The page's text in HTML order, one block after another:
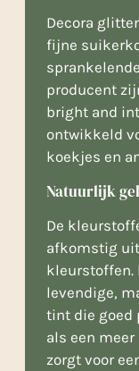
Decora
fijne
producent
bright and
ontwikkeld
koekjes en
Natuurlijk
De
afkomstig
kleurstoffen.
levendige,
tint die goed
als een
zorgt voor